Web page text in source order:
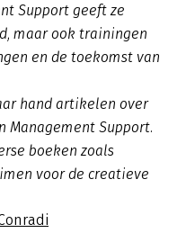
Support geeft ze
maar ook trainingen
en de toekomst van
hand artikelen over
Management Support.
boeken zoals
voor de creatieve